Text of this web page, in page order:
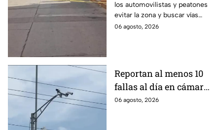
Zona Centro de León;
¿qué sucedió?
los automovilistas y peatones
evitar la zona y buscar vías
alternas.
06 agosto, 2026
Reportan al menos 10
fallas al día en cámaras
de videovigilancia en
06 agosto, 2026